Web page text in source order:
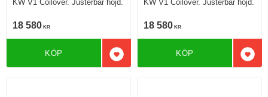
KW V1 Coilover. Justerbar höjd.
18 580 KR
Lägg till i favoriter
KÖP
KW V1 Coilover. Justerbar höjd.
18 580 KR
KÖP